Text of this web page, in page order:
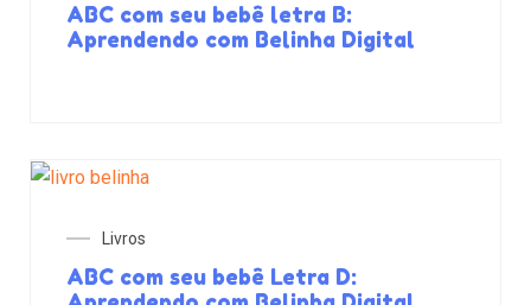
ABC com seu bebê letra B:
Aprendendo com Belinha Digital
Livros
ABC com seu bebê Letra D: